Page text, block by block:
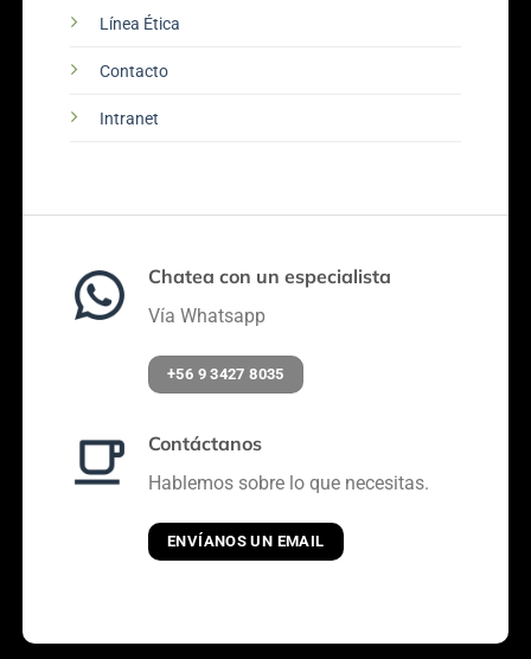
Línea Ética
Contacto
Intranet
Chatea con un especialista
Vía Whatsapp
+56 9 3427 8035
Contáctanos
Hablemos sobre lo que necesitas.
ENVÍANOS UN EMAIL